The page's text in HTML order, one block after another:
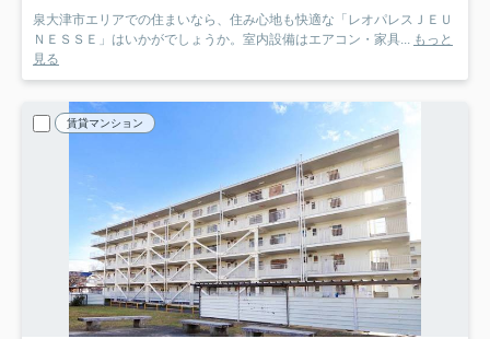
泉大津市エリアでの住まいなら、住み心地も快適な「レオパレスＪＥＵ
ＮＥＳＳＥ」はいかがでしょうか。室内設備はエアコン・家具... もっと
見る
賃貸マンション